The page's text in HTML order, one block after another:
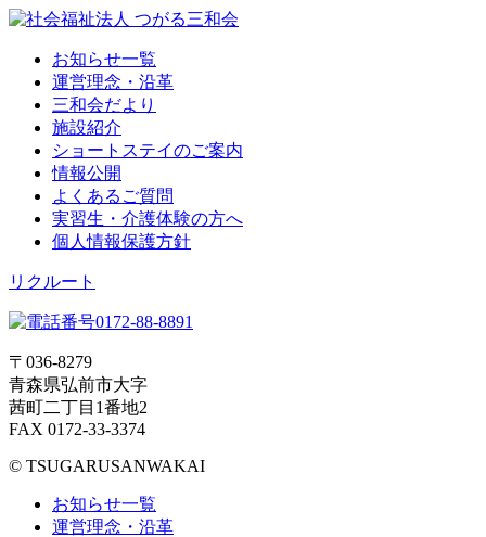
お知らせ一覧
運営理念・沿革
三和会だより
施設紹介
ショートステイのご案内
情報公開
よくあるご質問
実習生・介護体験の方へ
個人情報保護方針
リクルート
〒036-8279
青森県弘前市大字
茜町二丁目1番地2
FAX 0172-33-3374
© TSUGARUSANWAKAI
お知らせ一覧
運営理念・沿革